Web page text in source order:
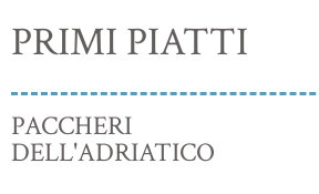
PRIMI PIATTI
PACCHERI
DELL'ADRIATICO